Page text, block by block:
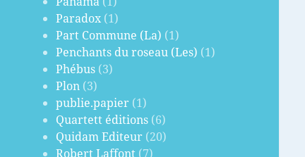
Paradox (1)
Part Commune (La) (1)
Penchants du roseau (Les) (1)
Phébus (3)
Plon (3)
publie.papier (1)
Quartett éditions (6)
Quidam Editeur (20)
Robert Laffont (7)